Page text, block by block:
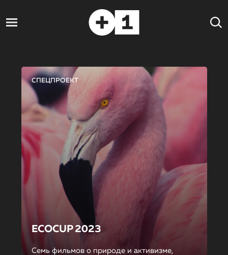
СПЕЦПРОЕКТ
ECOCUP 2023
Семь фильмов о природе и активизме,